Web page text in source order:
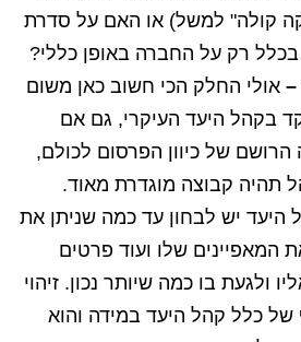
קולה" למשל) או האם על סדרת
רק על החברה באופן כללי?
– אולי החלק הכי חשוב כאן משום
בקהל היעד העיקרי, גם אם
הרושם של כיוון הפרסום לכולם,
תהיה קבוצה מוגדרת מאוד.
היעד יש לבחון עד כמה שניתן את
המאפיינים שלו ועוד פרטים
ולגעת בו כמה שיותר נכון. זיהוי
כלל קהל היעד במידה והוא